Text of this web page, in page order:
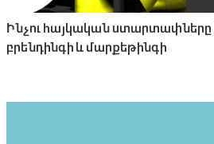
Ինչու հայկական ստարտափները
բրենդինգի և մարքեթինգի